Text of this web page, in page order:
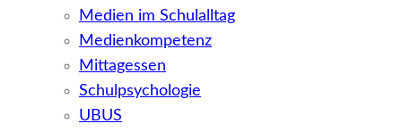
Medien im Schulalltag
Medienkompetenz
Mittagessen
Schulpsychologie
UBUS